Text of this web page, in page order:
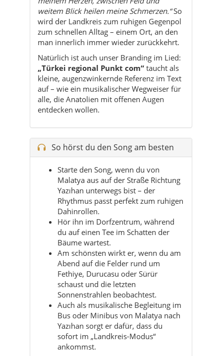
Natürlich ist auch unser Branding im Lied:
„Türkei regional Punkt com“taucht als
kleine, augenzwinkernde Referenz im Text
auf – wie ein musikalischer Wegweiser für
alle, die Anatolien mit offenen Augen
entdecken wollen.
So hörst du den Song am besten
Malatya aus auf der Straße Richtung
Yazıhan unterwegs bist – der
Rhythmus passt perfekt zum ruhigen
Dahinrollen.
Hör ihn im Dorfzentrum, während
du auf einen Tee im Schatten der
Bäume wartest.
Am schönsten wirkt er, wenn du am
Abend auf die Felder rund um
Fethiye, Durucasu oder Sürür
schaust und die letzten
Sonnenstrahlen beobachtest.
Auch als musikalische Begleitung im
Bus oder Minibus von Malatya nach
Yazıhan sorgt er dafür, dass du
sofort im „Landkreis-Modus“
ankommst.
Tipp: Spiel den Song an, bevor du losgehst
– die Stimmung passt perfekt zum ersten
Blick auf die weiten Felder und Dörfer
rund um Yazıhan.